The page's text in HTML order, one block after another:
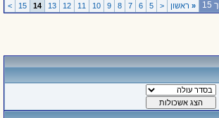
«ראשון <
5
6
7
8
9
10
11
12
13
14
15
>